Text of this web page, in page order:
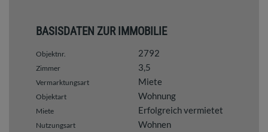
BASISDATEN ZUR IMMOBILIE
Objektnr. 2792
Zimmer 3,5
Vermarktungsart Miete
Objektart Wohnung
Miete Erfolgreich vermietet
Nutzungsart Wohnen